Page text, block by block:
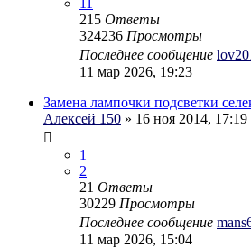
215 Ответы
324236 Просмотры
Последнее сообщение
11 мар 2026, 19:23
Замена лампочки подсветки
Алексей 150 » 16 ноя 2014, 17:19
1
2
21 Ответы
30229 Просмотры
Последнее сообщение
11 мар 2026, 15:04